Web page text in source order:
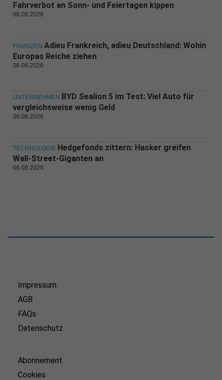
Fahrverbot an Sonn- und Feiertagen kippen
06.08.2026
FINANZEN Adieu Frankreich, adieu Deutschland: Wohin
Europas Reiche ziehen
06.08.2026
UNTERNEHMEN BYD Sealion 5 im Test: Viel Auto für
vergleichsweise wenig Geld
06.08.2026
TECHNOLOGIE Hedgefonds zittern: Hacker greifen
Wall-Street-Giganten an
06.08.2026
Impressum
AGB
FAQs
Datenschutz
Abonnement
Cookies